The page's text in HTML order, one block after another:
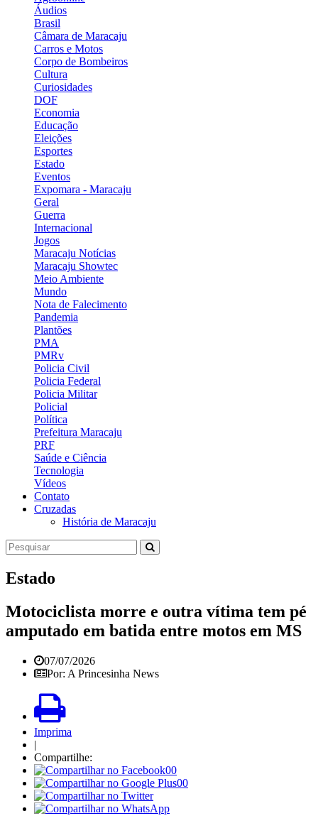
Áudios
Brasil
Câmara de Maracaju
Carros e Motos
Corpo de Bombeiros
Cultura
Curiosidades
DOF
Economia
Educação
Eleições
Esportes
Estado
Eventos
Expomara - Maracaju
Geral
Guerra
Internacional
Jogos
Maracaju Notícias
Maracaju Showtec
Meio Ambiente
Mundo
Nota de Falecimento
Pandemia
Plantões
PMA
PMRv
Policia Civil
Policia Federal
Policia Militar
Policial
Política
Prefeitura Maracaju
PRF
Saúde e Ciência
Tecnologia
Vídeos
Contato
Cruzadas
História de Maracaju
Estado
Motociclista morre e outra vítima tem pé
amputado em batida entre motos em MS
07/07/2026
Por: A Princesinha News
Imprima
|
Compartilhe:
00
00